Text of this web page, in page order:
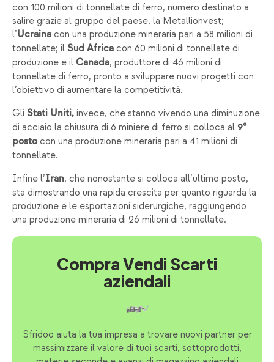
con 100 milioni di tonnellate di ferro, numero destinato a
salire grazie al gruppo del paese, la Metallionvest;
l’Ucraina con una produzione mineraria pari a 58 milioni di
tonnellate; il Sud Africa con 60 milioni di tonnellate di
produzione e il Canada, produttore di 46 milioni di
tonnellate di ferro, pronto a sviluppare nuovi progetti con
l’obiettivo di aumentare la competitività.
Gli Stati Uniti, invece, che stanno vivendo una diminuzione
di acciaio la chiusura di 6 miniere di ferro si colloca al 9°
posto con una produzione mineraria pari a 41 milioni di
tonnellate.
Infine l’Iran, che nonostante si colloca all’ultimo posto,
sta dimostrando una rapida crescita per quanto riguarda la
produzione e le esportazioni siderurgiche, raggiungendo
una produzione mineraria di 26 milioni di tonnellate.
Compra Vendi Scarti
aziendali
Sfridoo aiuta la tua impresa a trovare nuovi partner per
massimizzare il valore di tuoi scarti, sottoprodotti,